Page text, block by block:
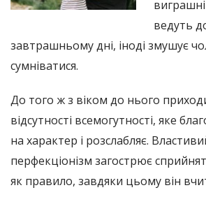
ведуть
завтрашньому дні, іноді змушує
сумніватися.
До того ж з віком до нього
відсутності всемогутності, яке
на характер і розслабляє.
перфекціонізм загострює
як правило, завдяки цьому він